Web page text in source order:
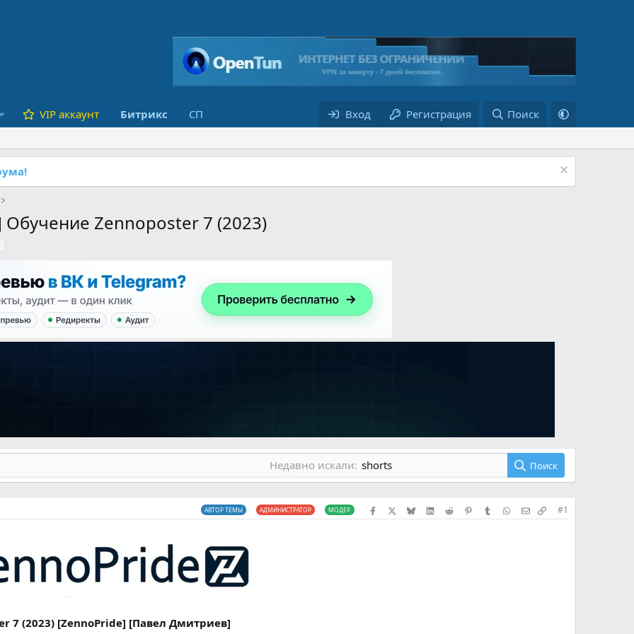
VIP аккаунт Битрикс СП Вход Регистрация Поиск
Zennoposter 7 (2023)
Недавно искали: shorts Поиск
АВТОР ТЕМЫ АДМИНИСТРАТОР МОДЕР. FacebookX (Twitter)
BlueskyLinkedInRedditPinterestTumblrWhatsApp
Электронная почта
Скопировать
#1
7 (2023) [ZennoPride] [Павел Дмитриев]